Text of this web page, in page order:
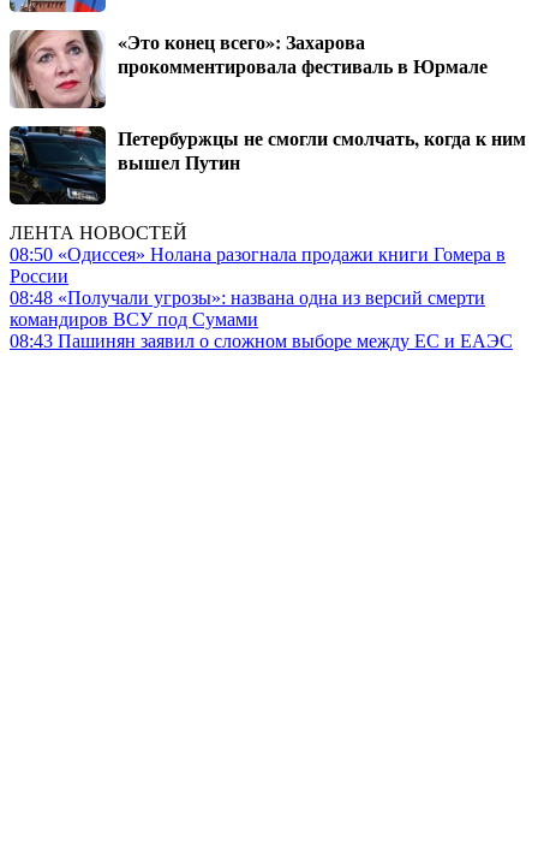
«Это конец всего»: Захарова
прокомментировала фестиваль в Юрмале
Петербуржцы не смогли смолчать, когда к ним
вышел Путин
ЛЕНТА НОВОСТЕЙ
08:50 «Одиссея» Нолана разогнала продажи книги Гомера в
России
08:48 «Получали угрозы»: названа одна из версий смерти
командиров ВСУ под Сумами
08:43 Пашинян заявил о сложном выборе между ЕС и ЕАЭС